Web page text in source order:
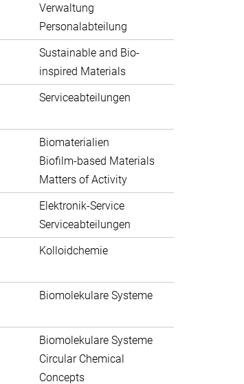
Verwaltung
Personalabteilung
Sustainable and Bio-
inspired Materials
Serviceabteilungen
Biomaterialien
Biofilm-based Materials
Matters of Activity
Elektronik-Service
Serviceabteilungen
Kolloidchemie
Biomolekulare Systeme
Biomolekulare Systeme
Circular Chemical
Concepts